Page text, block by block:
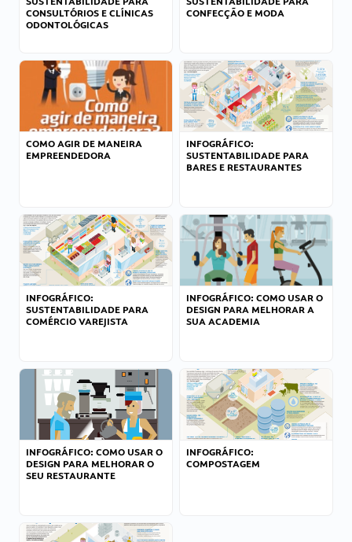
CONSULTÓRIOS E CLÍNICAS
ODONTOLÓGICAS
CONFECÇÃO E MODA
COMO AGIR DE MANEIRA
EMPREENDEDORA
INFOGRÁFICO:
SUSTENTABILIDADE PARA
BARES E RESTAURANTES
INFOGRÁFICO:
SUSTENTABILIDADE PARA
COMÉRCIO VAREJISTA
INFOGRÁFICO: COMO USAR O
DESIGN PARA MELHORAR A
SUA ACADEMIA
INFOGRÁFICO: COMO USAR O
DESIGN PARA MELHORAR O
SEU RESTAURANTE
INFOGRÁFICO:
COMPOSTAGEM